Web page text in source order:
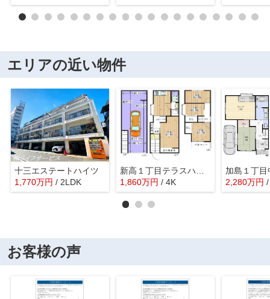
エリアの近い物件
十三エステートハイツ
1,770万円 / 2LDK
1,860万円 / 4K
加島１丁目
2,280万円
お客様の声